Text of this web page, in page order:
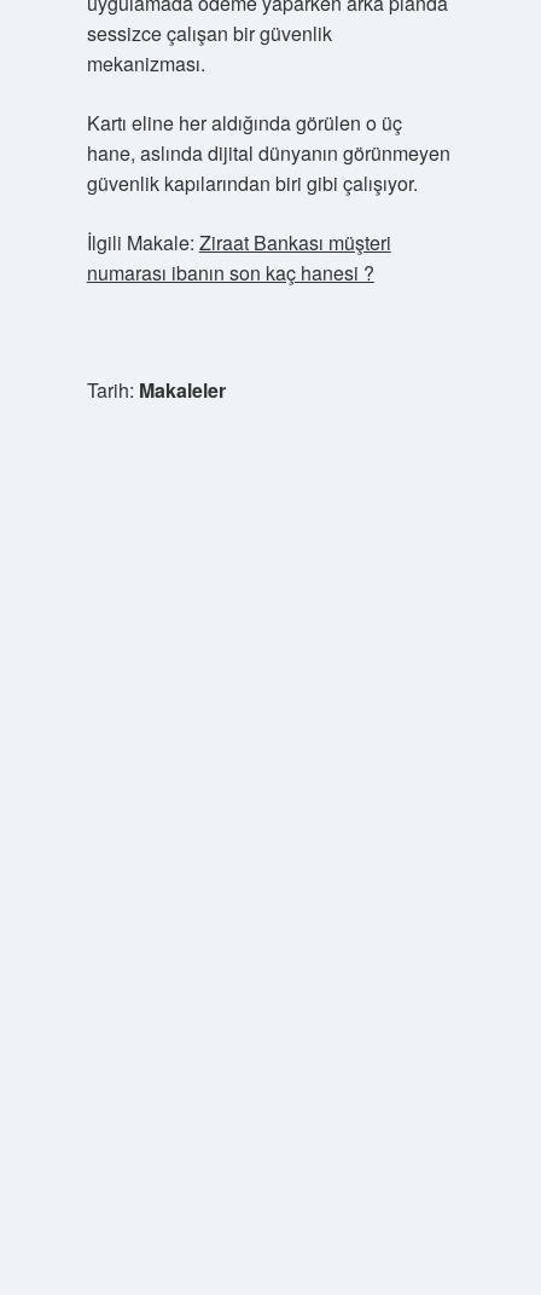
sessizce çalışan bir güvenlik
mekanizması.
Kartı eline her aldığında görülen o üç
hane, aslında dijital dünyanın görünmeyen
güvenlik kapılarından biri gibi çalışıyor.
İlgili Makale: Ziraat Bankası müşteri
numarası ibanın son kaç hanesi ?
Tarih: Makaleler